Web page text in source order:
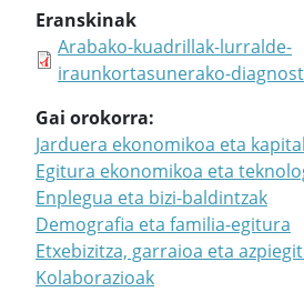
Eranskinak
Arabako-kuadrillak-lurralde-
iraunkortasunerako-
Gai orokorra
Jarduera ekonomikoa eta
Egitura ekonomikoa eta
Enplegua eta bizi-baldintzak
Demografia eta familia-egitura
Etxebizitza, garraioa eta
Kolaborazioak